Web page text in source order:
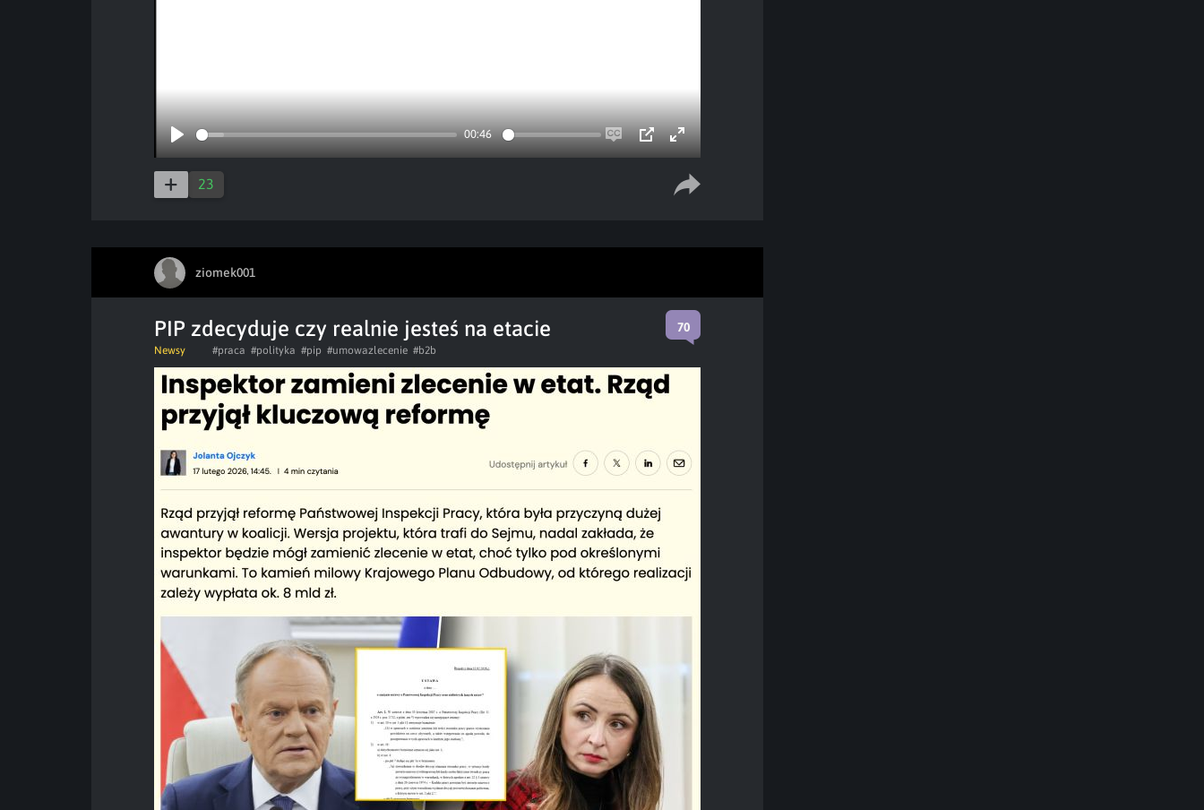
Play
00:46
EnablePIP
Enter
fullscreen
23
ziomek001
PIP zdecyduje czy realnie jesteś na etacie 70
Newsy #praca #polityka #pip #umowazlecenie #b2b